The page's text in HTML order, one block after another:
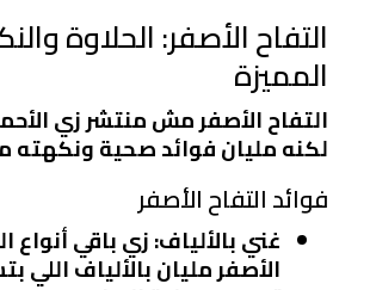
التفاح الأصفر: الحلاوة
المميزة
التفاح الأصفر مش منتشر زي
لكنه مليان فوائد صحية ونكهته
فوائد التفاح الأصفر
غني بالألياف: زي باقي أنواع
الأصفر مليان بالألياف اللي